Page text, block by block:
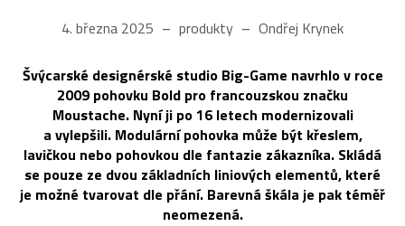
4. března 2025 produkty Ondřej Krynek
Švýcarské designérské studio Big-Game navrhlo v roce
2009 pohovku Bold pro francouzskou značku
Moustache. Nyní ji po 16 letech modernizovali
a vylepšili. Modulární pohovka může být křeslem,
lavičkou nebo pohovkou dle fantazie zákazníka. Skládá
se pouze ze dvou základních liniových elementů, které
je možné tvarovat dle přání. Barevná škála je pak téměř
neomezená.